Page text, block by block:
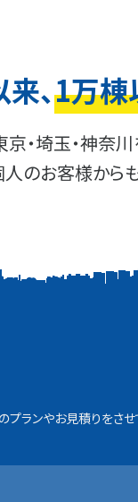
、1万棟
京・埼玉・神奈
のお客様から
ランやお見積りをさせ